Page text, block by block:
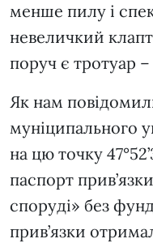
менше пилу і
невеличкий
поруч є тротуар
Як нам
муніципального
на цю точку
паспорт
споруді» без
прив’язки